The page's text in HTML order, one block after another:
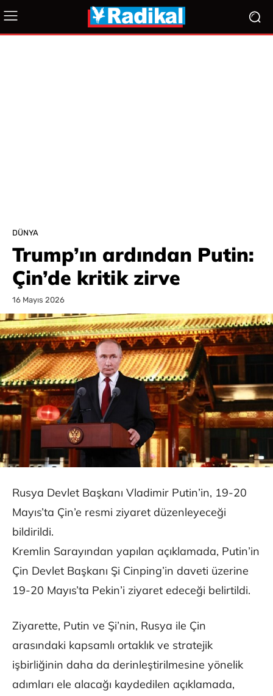
DÜNYA
Trump’ın ardından Putin:
Çin’de kritik zirve
16 Mayıs 2026
Rusya Devlet Başkanı Vladimir Putin’in, 19-20
Mayıs’ta Çin’e resmi ziyaret düzenleyeceği
bildirildi.
Kremlin Sarayından yapılan açıklamada, Putin’in
Çin Devlet Başkanı Şi Cinping’in daveti üzerine
19-20 Mayıs’ta Pekin’i ziyaret edeceği belirtildi.
Ziyarette, Putin ve Şi’nin, Rusya ile Çin
arasındaki kapsamlı ortaklık ve stratejik
işbirliğinin daha da derinleştirilmesine yönelik
adımları ele alacağı kaydedilen açıklamada,